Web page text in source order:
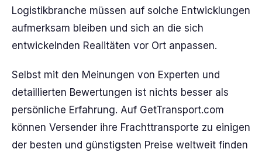
Logistikbranche müssen auf solche Entwicklungen
aufmerksam bleiben und sich an die sich
entwickelnden Realitäten vor Ort anpassen.
Selbst mit den Meinungen von Experten und
detaillierten Bewertungen ist nichts besser als
persönliche Erfahrung. Auf GetTransport.com
können Versender ihre Frachttransporte zu einigen
der besten und günstigsten Preise weltweit finden